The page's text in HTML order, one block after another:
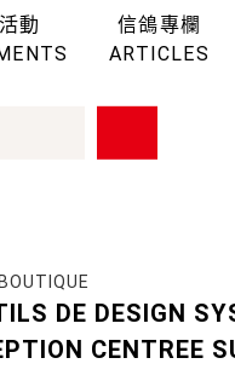
動
信鴿專欄
ARTICLES
DE DESIGN
CENTREE